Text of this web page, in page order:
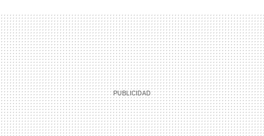
MAIL